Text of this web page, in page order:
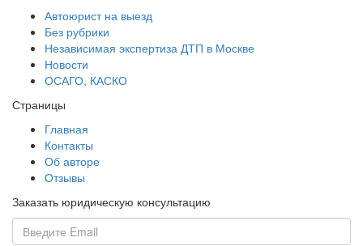
Автоюрист на выезд
Без рубрики
Независимая экспертиза ДТП в Москве
Новости
ОСАГО, КАСКО
Страницы
Главная
Контакты
Об авторе
Отзывы
Заказать юридическую консультацию